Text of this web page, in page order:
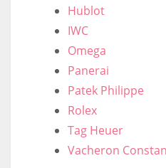
Hublot
IWC
Omega
Panerai
Patek Philippe
Rolex
Tag Heuer
Vacheron